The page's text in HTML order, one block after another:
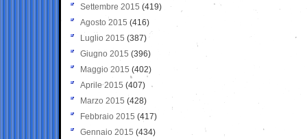
Settembre 2015 (419)
Agosto 2015 (416)
Luglio 2015 (387)
Giugno 2015 (396)
Maggio 2015 (402)
Aprile 2015 (407)
Marzo 2015 (428)
Febbraio 2015 (417)
Gennaio 2015 (434)